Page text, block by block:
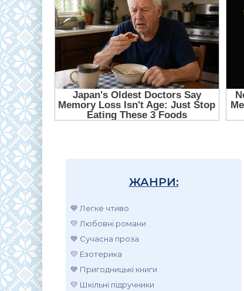
ЖАНРИ:
💙 Легке чтиво
💛 Любовні романи
💙 Сучасна проза
💛 Езотерика
💙 Пригодницькі книги
💛 Шкільні підручники